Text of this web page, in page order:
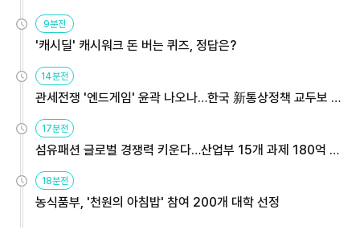
9분전
'캐시딜' 캐시워크 돈 버는 퀴즈, 정답은?
14분전
관세전쟁 '엔드게임' 윤곽 나오나…한국 新통상정책 교두보 활
용해야
17분전
섬유패션 글로벌 경쟁력 키운다…산업부 15개 과제 180억 지
원
18분전
농식품부, '천원의 아침밥' 참여 200개 대학 선정